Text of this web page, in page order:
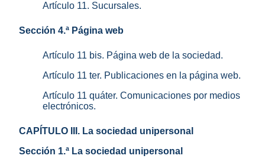
Artículo 11. Sucursales.
Sección 4.ª Página web
Artículo 11 bis. Página web de la sociedad.
Artículo 11 ter. Publicaciones en la página web.
Artículo 11 quáter. Comunicaciones por medios
electrónicos.
CAPÍTULO III. La sociedad unipersonal
Sección 1.ª La sociedad unipersonal